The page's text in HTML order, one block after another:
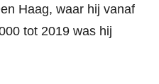
Haag, waar hij vanaf
tot 2019 was hij